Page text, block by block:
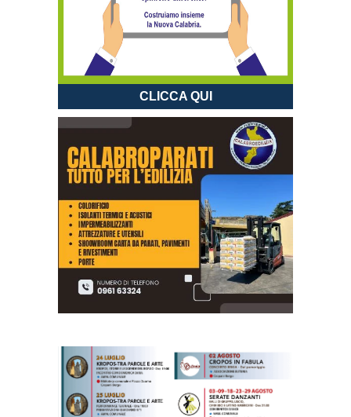
CLICCA QUI